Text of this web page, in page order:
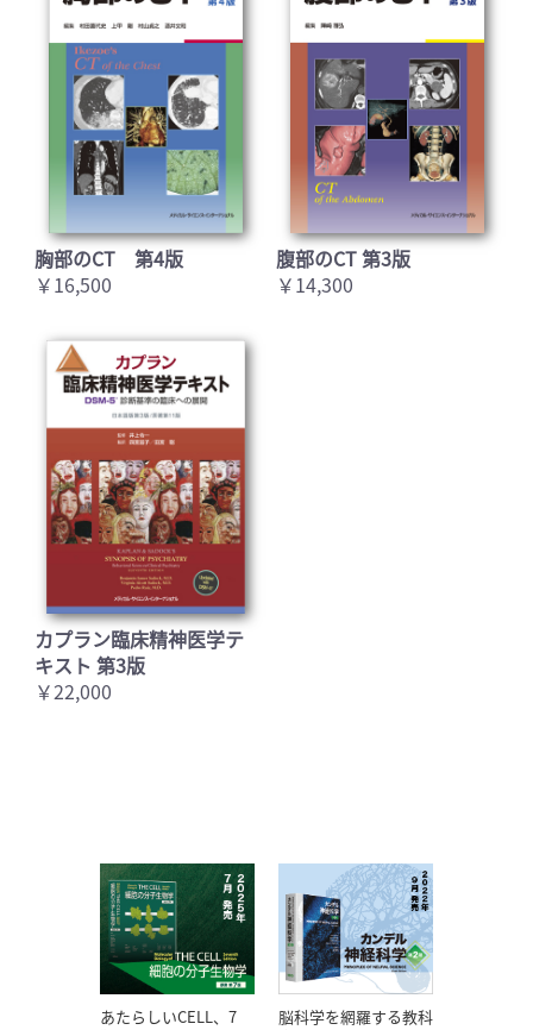
胸部のCT 第4版
￥16,500
腹部のCT 第3版
￥14,300
カプラン臨床精神医学テ
キスト 第3版
￥22,000
あたらしいCELL、7
脳科学を網羅する教科